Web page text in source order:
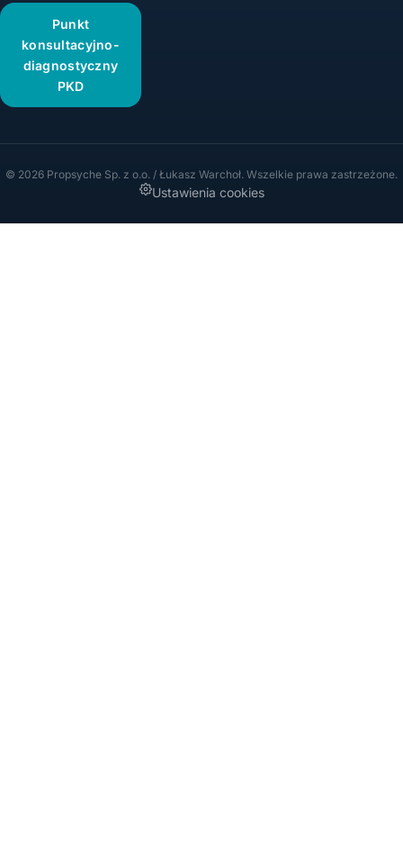
Punkt
konsultacyjno-
diagnostyczny
PKD
© 2026 Propsyche Sp. z o.o. / Łukasz Warchoł. Wszelkie prawa zastrzeżone.
Ustawienia cookies